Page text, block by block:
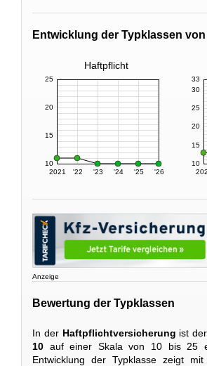
Entwicklung der Typklassen von
Haftpflicht
2021 '22 '23 '24 '25 '26
10
15
20
25
10
15
20
25
30
33
Anzeige
Bewertung der Typklassen
In der Haftpflichtversicherung ist der
10 auf einer Skala von 10 bis 25
Entwicklung der Typklasse zeigt